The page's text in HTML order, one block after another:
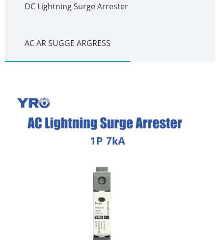
DC Lightning Surge Arrester
AC AR SUGGE ARGRESS